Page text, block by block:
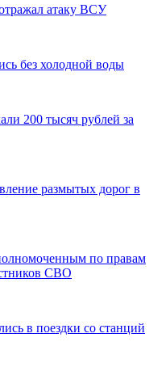
атаку ВСУ
без холодной воды
200 тысяч рублей за
размытых дорог в
по правам
СВО
в поездки со станций